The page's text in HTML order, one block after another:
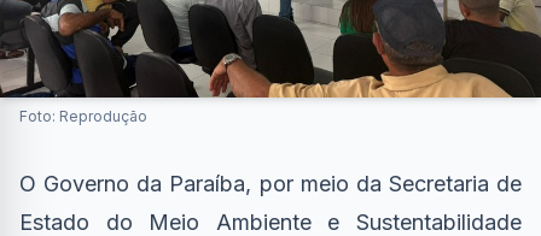
Foto: Reprodução
O Governo da Paraíba, por meio da Secretaria de
Estado do Meio Ambiente e Sustentabilidade